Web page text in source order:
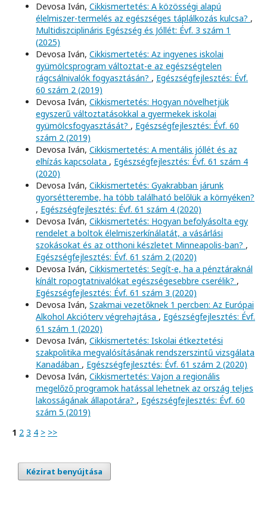
Devosa Iván, Cikkismertetés: A közösségi alapú
élelmiszer-termelés az egészséges táplálkozás kulcsa? ,
Multidiszciplináris Egészség és Jóllét: Évf. 3 szám 1
(2025)
Devosa Iván, Cikkismertetés: Az ingyenes iskolai
gyümölcsprogram változtat-e az egészségtelen
rágcsálnivalók fogyasztásán? , Egészségfejlesztés: Évf.
60 szám 2 (2019)
Devosa Iván, Cikkismertetés: Hogyan növelhetjük
egyszerű változtatásokkal a gyermekek iskolai
gyümölcsfogyasztását? , Egészségfejlesztés: Évf. 60
szám 2 (2019)
Devosa Iván, Cikkismertetés: A mentális jóllét és az
elhízás kapcsolata , Egészségfejlesztés: Évf. 61 szám 4
(2020)
Devosa Iván, Cikkismertetés: Gyakrabban járunk
gyorsétterembe, ha több található belőlük a környéken?
, Egészségfejlesztés: Évf. 61 szám 4 (2020)
Devosa Iván, Cikkismertetés: Hogyan befolyásolta egy
rendelet a boltok élelmiszerkínálatát, a vásárlási
szokásokat és az otthoni készletet Minneapolis-ban? ,
Egészségfejlesztés: Évf. 61 szám 2 (2020)
Devosa Iván, Cikkismertetés: Segít-e, ha a pénztáraknál
kínált ropogtatnivalókat egészségesebbre cserélik? ,
Egészségfejlesztés: Évf. 61 szám 3 (2020)
Devosa Iván, Szakmai vezetőknek 1 percben: Az Európai
Alkohol Akcióterv végrehajtása , Egészségfejlesztés: Évf.
61 szám 1 (2020)
Devosa Iván, Cikkismertetés: Iskolai étkeztetési
szakpolitika megvalósításának rendszerszintű vizsgálata
Kanadában , Egészségfejlesztés: Évf. 61 szám 2 (2020)
Devosa Iván, Cikkismertetés: Vajon a regionális
megelőző programok hatással lehetnek az ország teljes
lakosságának állapotára? , Egészségfejlesztés: Évf. 60
szám 5 (2019)
1 2 3 4 > >>
Kézirat benyújtása